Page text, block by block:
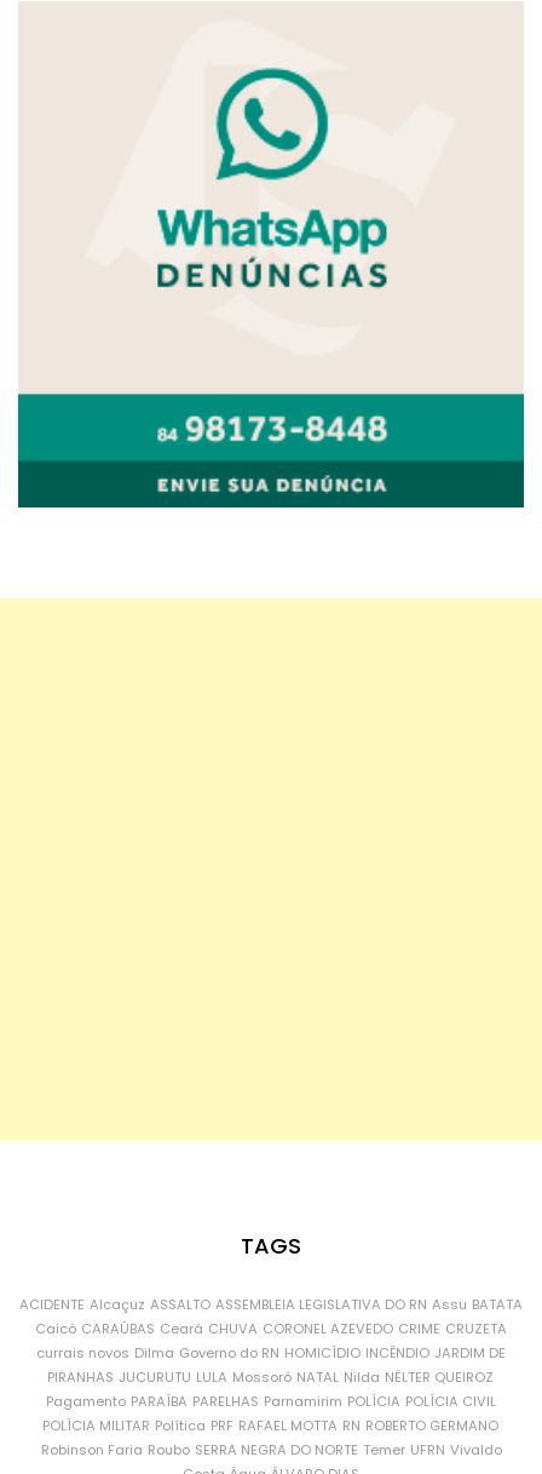
TAGS
ACIDENTE Alcaçuz ASSALTO ASSEMBLEIA LEGISLATIVA DO RN Assu BATATA
Caicó CARAÚBAS Ceará CHUVA CORONEL AZEVEDO CRIME CRUZETA
currais novos Dilma Governo do RN HOMICÍDIO INCÊNDIO JARDIM DE
PIRANHAS JUCURUTU LULA Mossoró NATAL Nilda NÉLTER QUEIROZ
Pagamento PARAÍBA PARELHAS Parnamirim POLÍCIA POLÍCIA CIVIL
POLÍCIA MILITAR Política PRF RAFAEL MOTTA RN ROBERTO GERMANO
Robinson Faria Roubo SERRA NEGRA DO NORTE Temer UFRN Vivaldo